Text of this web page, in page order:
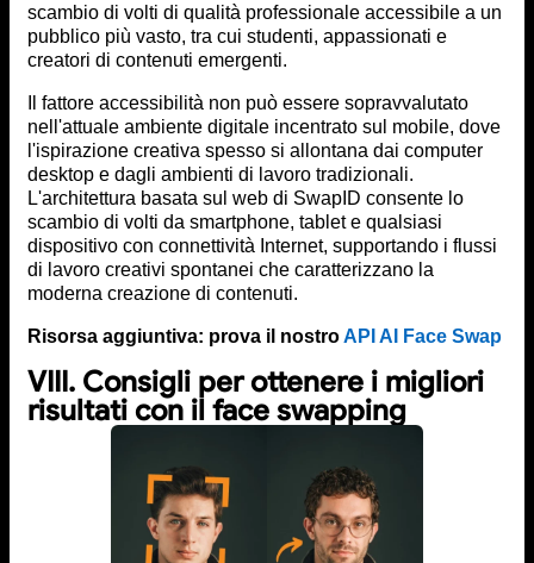
scambio di volti di qualità professionale accessibile a un
pubblico più vasto, tra cui studenti, appassionati e
creatori di contenuti emergenti.
Il fattore accessibilità non può essere sopravvalutato
nell'attuale ambiente digitale incentrato sul mobile, dove
l'ispirazione creativa spesso si allontana dai computer
desktop e dagli ambienti di lavoro tradizionali.
L'architettura basata sul web di SwapID consente lo
scambio di volti da smartphone, tablet e qualsiasi
dispositivo con connettività Internet, supportando i flussi
di lavoro creativi spontanei che caratterizzano la
moderna creazione di contenuti.
Risorsa aggiuntiva: prova il nostroAPI AI Face Swap
VIII. Consigli per ottenere i migliori
risultati con il face swapping